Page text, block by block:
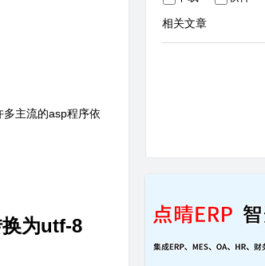
主流的asp程序依
为utf-8
相关文章